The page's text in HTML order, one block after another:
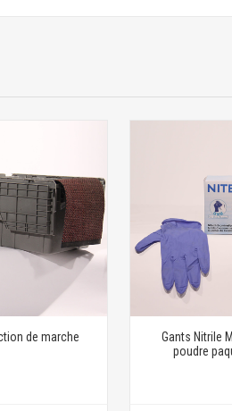
de marche
Gants Nitrile
poudre